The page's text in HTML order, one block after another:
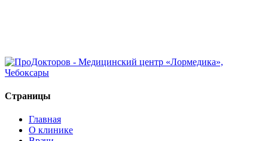
Страницы
Главная
О клинике